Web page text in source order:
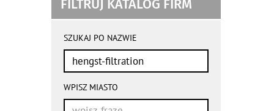
FILTRUJ KATALOG FIRM
wyszukiwania
automatycznie
SZUKAJ PO NAZWIE
WPISZ MIASTO